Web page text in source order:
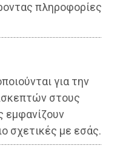
πληροφορίες
για την
στους
εμφανίζουν
σχετικές με εσάς.
την